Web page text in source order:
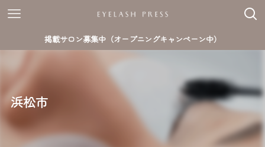
掲載サロン募集中（オープニングキャンペーン中）
浜松市